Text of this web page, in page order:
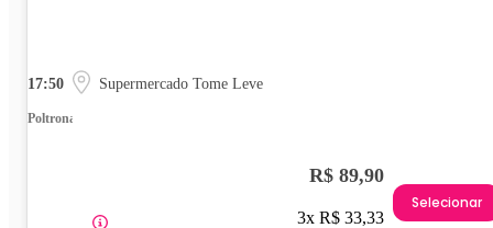
17:50 Supermercado Tome Leve
Poltrona
R$ 89,90
3x R$ 33,33
Selecionar